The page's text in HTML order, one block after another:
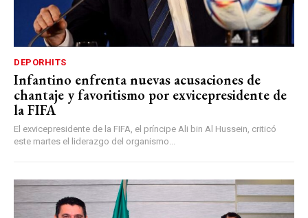
DEPORHITS
Infantino enfrenta nuevas acusaciones de
chantaje y favoritismo por exvicepresidente de
la FIFA
El exvicepresidente de la FIFA, el príncipe Ali bin Al Hussein, criticó
este martes el liderazgo del organismo...